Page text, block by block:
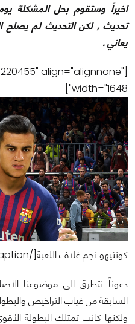
تحديث , لكن التحديث لم يصلح
يعاني .
align="alignnone"
width="1648"]
كونتيهو نجم غلاف اللعبة[/caption]
السابقة من غياب التراخيص
ولكنها كانت تمتلك البطولة